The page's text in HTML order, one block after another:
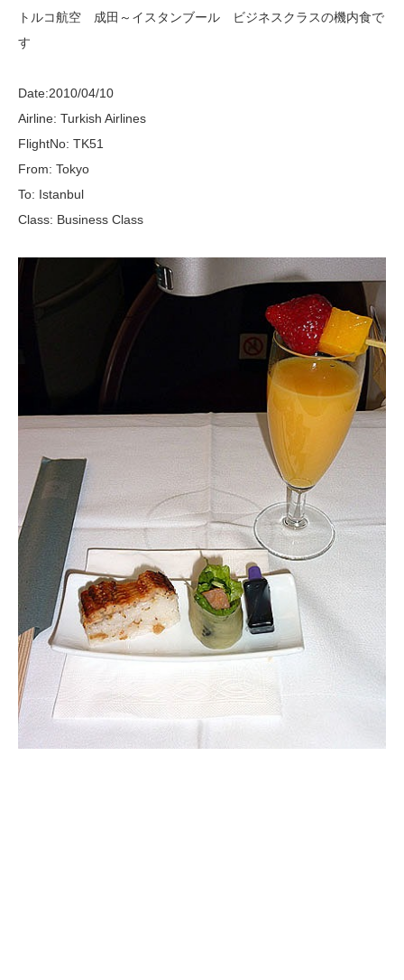
トルコ航空 成田～イスタンブール ビジネスクラスの機内食で
す
Date:2010/04/10
Airline: Turkish Airlines
FlightNo: TK51
From: Tokyo
To: Istanbul
Class: Business Class